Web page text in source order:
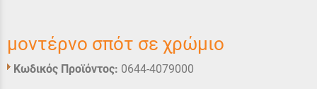
μοντέρνο σπότ σε χρώμιο
Κωδικός Προϊόντος: 0644-4079000